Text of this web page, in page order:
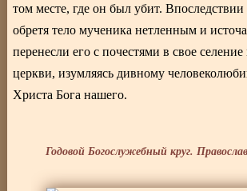
том месте, где он был убит. Впоследствии
обретя тело мученика нетленным и
перенесли его с почестями в свое
церкви, изумляясь дивному
Христа Бога нашего.
Годовой Богослужебный круг.